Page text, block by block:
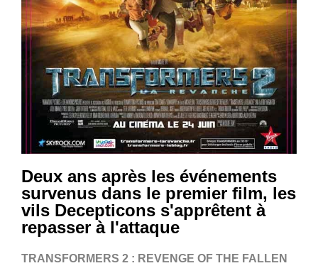
Deux ans après les événements
survenus dans le premier film, les
vils Decepticons s'apprêtent à
repasser à l'attaque
TRANSFORMERS 2 : REVENGE OF THE FALLEN